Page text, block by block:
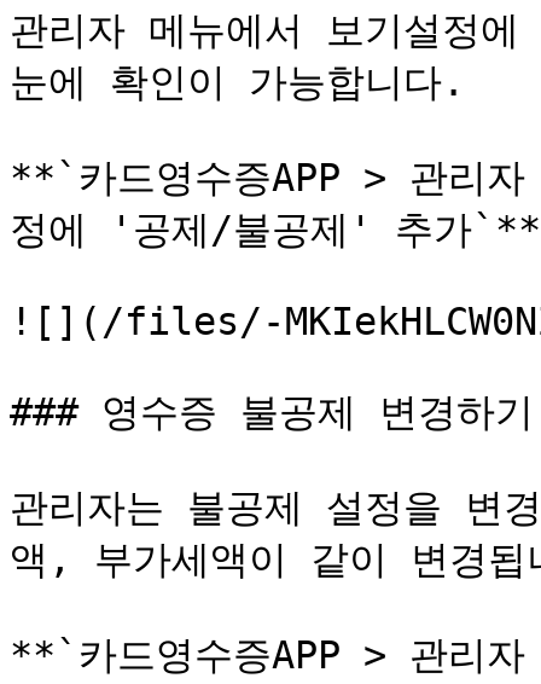
관리자 메뉴에서 보기설정
눈에 확인이 가능합니다.
**`카드영수증APP > 관리
정에 '공제/불공제' 추가`**
![](/files/-
### 영수증 불공제 변경하기
관리자는 불공제 설정을 변
액, 부가세액이 같이 변경됩
**`카드영수증APP > 관리